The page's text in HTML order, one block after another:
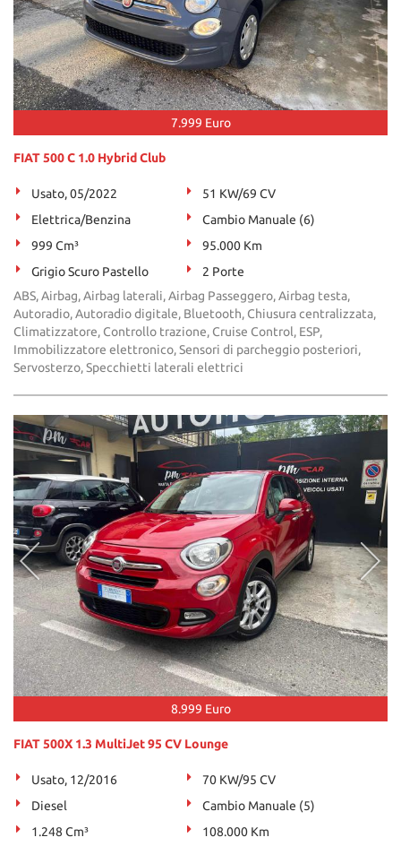
7.999 Euro
FIAT 500 C 1.0 Hybrid Club
Usato, 05/2022
51 KW/69 CV
Elettrica/Benzina
Cambio Manuale (6)
999 Cm³
95.000 Km
Grigio Scuro Pastello
2 Porte
ABS, Airbag, Airbag laterali, Airbag Passeggero, Airbag testa,
Autoradio, Autoradio digitale, Bluetooth, Chiusura centralizzata,
Climatizzatore, Controllo trazione, Cruise Control, ESP,
Immobilizzatore elettronico, Sensori di parcheggio posteriori,
Servosterzo, Specchietti laterali elettrici
8.999 Euro
FIAT 500X 1.3 MultiJet 95 CV Lounge
Usato, 12/2016
70 KW/95 CV
Diesel
Cambio Manuale (5)
1.248 Cm³
108.000 Km